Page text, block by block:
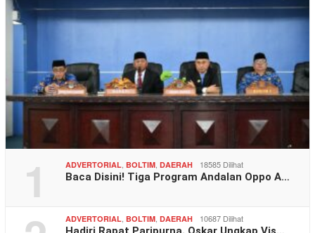
1 ADVERTORIAL, BOLTIM, DAERAH 18585 Dilihat
Baca Disini! Tiga Program Andalan Oppo A…
ADVERTORIAL, BOLTIM, DAERAH 10687 Dilihat